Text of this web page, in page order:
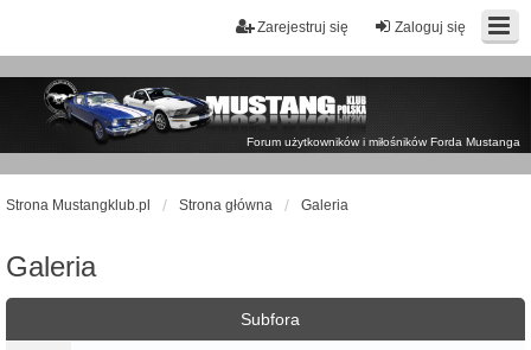
Zaloguj się
Zarejestruj się
Forum użytkowników i miłośników Forda Mustanga
Strona Mustangklub.pl Strona główna Galeria
Galeria
Subfora